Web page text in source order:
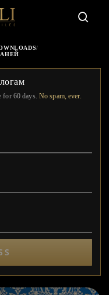
/
for 60 days. No spam, ever.